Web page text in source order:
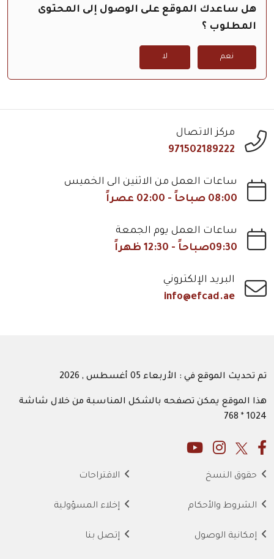
هل ساعدك الموقع على الوصول إلى المحتوى
المطلوب ؟
نعم لا
مركز الاتصال
971502189222
ساعات العمل من الاثنين الى الخميس
08:00 صباحاً - 02:00 عصراً
ساعات العمل يوم الجمعة
09:30صباحاً - 12:30 ظهراً
البريد الإلكتروني
info@efcad.ae
تم تحديث الموقع في : الأربعاء 05 أغسطس , 2026
هذا الموقع يمكن تصفحه بالشكل المناسبة من خلال شاشة
1024 * 768
حقوق النسخ
الشروط والأحكام
إمكانية الوصول
الاقتراحات
إخلاء المسؤولية
إتصل بنا